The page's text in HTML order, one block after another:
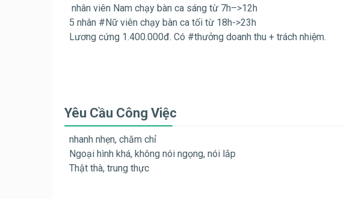
nhân viên Nam chạy bàn ca sáng từ 7h–>12h
5 nhân # Nữ viên chạy bàn ca tối từ 18h->23h
Lương cứng 1.400.000đ. Có #thưởng doanh thu + trách nhiệm.
Yêu Cầu Công Việc
nhanh nhẹn, chăm chỉ
Ngoại hình khá, không nói ngọng, nói lắp
Thật thà, trung thực